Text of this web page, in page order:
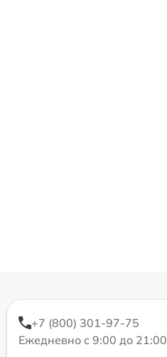
+7 (800) 301-97-75
Ежедневно с 9:00 до 21:00